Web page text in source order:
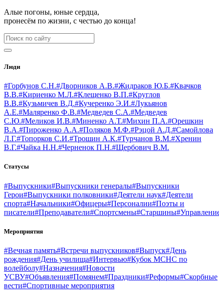
Алые погоны, юные сердца,
пронесём по жизни, с честью до конца!
Люди
#Горбунов С.Н.#Дворников А.В.#Жидраков Ю.Б.#Квачков
В.В.#Кириенко М.Л.#Клещенко В.П.#Круглов
В.В.#Кузьмичев В.Д.#Кучеренко Э.И.#Лукьянов
А.Е.#Маляренко Ф.В.#Медведев С.А.#Медведев
С.Ю.#Меликов И.В.#Миненко А.Т.#Михин П.А.#Орешкин
В.А.#Пироженко А.А.#Поляков М.Ф.#Рэцой А.Д.#Самойлова
Л.Г.#Топорков С.И.#Трошин А.К.#Турчанов В.М.#Хренин
В.Г.#Чайка Н.Н.#Черненок П.Н.#Щербович В.М.
Статусы
#Выпускники#Выпускники генералы#Выпускники
Герои#Выпускники полковники#Деятели наук#Деятели
спорта#Начальники#Офицеры#Персоналии#Поэты и
писатели#Преподаватели#Спортсмены#Старшины
Мероприятия
#Вечная память#Встречи выпускников#Выпуск#День
рождения#День училища#Интервью#Кубок МСНС по
волейболу#Назначения#Новости
УСВУ#Объявления#Помянем#Праздники#Реформы#Скорбные
вести#Спортивные мероприятия